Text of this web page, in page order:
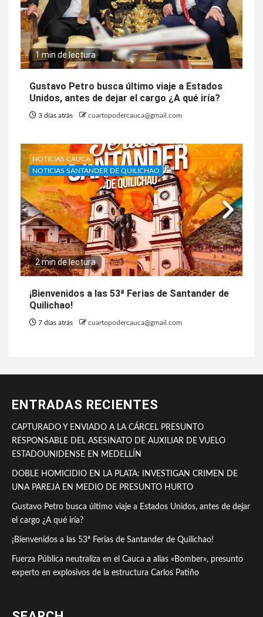
1 min de lectura
Gustavo Petro busca último viaje a Estados
Unidos, antes de dejar el cargo ¿A qué iría?
3 días atrás cuartopodercauca@gmail.com
NOTICIAS CAUCA
NOTICIAS SANTANDER DE QUILICHAO
2 min de lectura
¡Bienvenidos a las 53ª Ferias de Santander de
Quilichao!
7 días atrás cuartopodercauca@gmail.com
ENTRADAS RECIENTES
CAPTURADO Y ENVIADO A LA CÁRCEL PRESUNTO
RESPONSABLE DEL ASESINATO DE AUXILIAR DE VUELO
ESTADOUNIDENSE EN MEDELLÍN
DOBLE HOMICIDIO EN LA PLATA: INVESTIGAN CRIMEN DE
UNA PAREJA EN MEDIO DE PRESUNTO HURTO
Gustavo Petro busca último viaje a Estados Unidos, antes de dejar
el cargo ¿A qué iría?
¡Bienvenidos a las 53ª Ferias de Santander de Quilichao!
Fuerza Pública neutraliza en el Cauca a alias «Bomber», presunto
experto en explosivos de la estructura Carlos Patiño